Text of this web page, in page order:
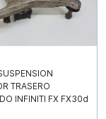
TRASERO
INFINITI FX FX30d